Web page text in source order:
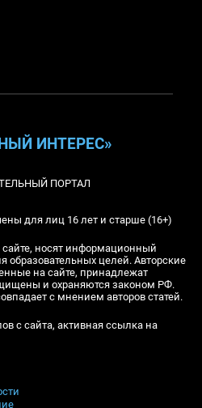
ИНТЕРЕС»
ПОРТАЛ
для лиц 16 лет и старше (16+)
носят информационный
образовательных целей. Авторские
на сайте, принадлежат
и охраняются законом РФ.
с мнением авторов статей.
с сайта, активная ссылка на